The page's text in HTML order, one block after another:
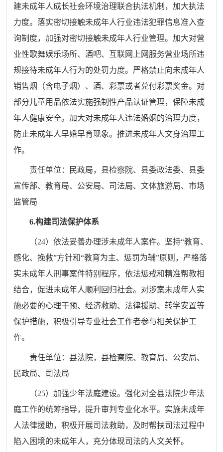
建未成年人成长社会环境治理联合执法机制，加大执法
力度。落实密切接触未成年人行业违法犯罪信息准入查
询制度，加强对密切接触未成年人行业管理。加大对营
业性歌舞娱乐场所、酒吧、互联网上网服务营业场所违
规接待未成年人行为的处罚力度。严格禁止向未成年人
销售烟（含电子烟）、酒、彩票或者兑付彩票奖金。对
部分儿童用品依法实施强制性产品认证管理，保障未成
年人健康安全。加大对未成年人违法婚姻的治理力度，
防止未成年人早婚早育现象。推进未成年人文身治理工
作。
责任单位： 民政局， 县检察院、 县委政法委、 县委
宣传部、教育局、公安局、司法局、文体旅游局、市场
监管局
6.构建司法保护体系
（24）依法妥善办理涉未成年人案件。坚持“教育、
感化、挽救”方针和“教育为主、惩罚为辅”原则，严格落
实未成年人刑事案件特别程序，依法惩戒和精准帮教相
结合，促进未成年人顺利回归社会。对涉案未成年人实
施必要的心理干预、经济救助、法律援助、转学安置等
保护措施，积极引导专业社会工作者参与相关保护工
作。
责任单位： 县法院， 县检察院、教育局、公安局、
民政局、司法局
（25）加强少年法庭建设。强化对全县法院少年法
庭工作的统筹指导，提升审判专业化水平。实施未成年
人法律援助，积极开展司法救助，及时帮扶司法过程中
陷入困境的未成年人，充分体现司法的人文关怀。